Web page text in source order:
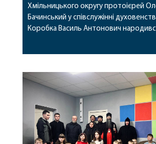
Хмільницького округу протоієрей
Бачинський у співслужінні
Коробка Василь Антонович
1987 року та проживав у селі
Антитерористичній операції. З
російського повномасштабного
свідомий і відданий син
вступив до […]